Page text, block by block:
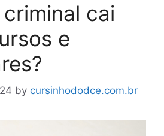
cai
e
by cursinhododce.com.br